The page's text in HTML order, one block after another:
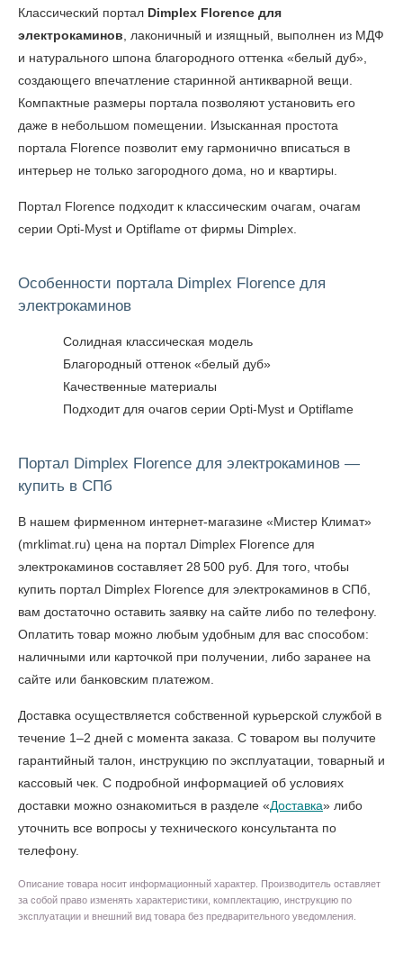
Классический портал Dimplex Florence для
электрокаминов , лаконичный и изящный, выполнен из МДФ
и натурального шпона благородного оттенка «белый дуб»,
создающего впечатление старинной антикварной вещи.
Компактные размеры портала позволяют установить его
даже в небольшом помещении. Изысканная простота
портала Florence позволит ему гармонично вписаться в
интерьер не только загородного дома, но и квартиры.
Портал Florence подходит к классическим очагам, очагам
серии Opti-Myst и Optiflame от фирмы Dimplex.
Особенности портала Dimplex Florence для
электрокаминов
Солидная классическая модель
Благородный оттенок «белый дуб»
Качественные материалы
Подходит для очагов серии Opti-Myst и Optiflame
Портал Dimplex Florence для электрокаминов —
купить в СПб
В нашем фирменном интернет-магазине «Мистер Климат»
(mrklimat.ru) цена на портал Dimplex Florence для
электрокаминов составляет 28 500 руб. Для того, чтобы
купить портал Dimplex Florence для электрокаминов в СПб
вам достаточно оставить заявку на сайте либо по телефону.
Оплатить товар можно любым удобным для вас способом:
наличными или карточкой при получении, либо заранее на
сайте или банковским платежом.
Доставка осуществляется собственной курьерской службой в
течение 1–2 дней с момента заказа. С товаром вы получите
гарантийный талон, инструкцию по эксплуатации, товарный и
кассовый чек. С подробной информацией об условиях
доставки можно ознакомиться в разделе «Доставка» либо
уточнить все вопросы у технического консультанта по
телефону.
Описание товара носит информационный характер. Производитель оставляет
за собой право изменять характеристики, комплектацию, инструкцию по
эксплуатации и внешний вид товара без предварительного уведомления.